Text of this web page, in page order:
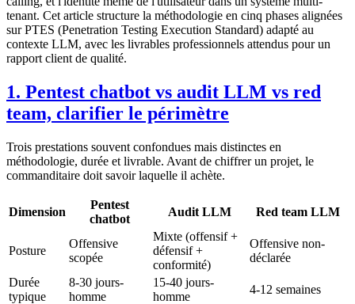
tenant. Cet article structure la méthodologie en cinq phases alignées
sur PTES (Penetration Testing Execution Standard) adapté au
contexte LLM, avec les livrables professionnels attendus pour un
rapport client de qualité.
1. Pentest chatbot vs audit LLM vs red
team, clarifier le périmètre
Trois prestations souvent confondues mais distinctes en
méthodologie, durée et livrable. Avant de chiffrer un projet, le
commanditaire doit savoir laquelle il achète.
Dimension
Pentest
chatbot
Audit LLM Red team LLM
Posture
Offensive
scopée
Mixte (offensif +
défensif +
conformité)
Offensive non-
déclarée
Durée
typique
8-30 jours-
homme
15-40 jours-
homme
4-12 semaines